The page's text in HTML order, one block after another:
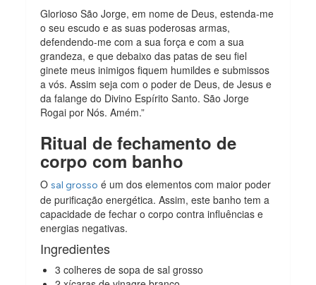
Glorioso São Jorge, em nome de Deus, estenda-me
o seu escudo e as suas poderosas armas,
defendendo-me com a sua força e com a sua
grandeza, e que debaixo das patas de seu fiel
ginete meus inimigos fiquem humildes e submissos
a vós. Assim seja com o poder de Deus, de Jesus e
da falange do Divino Espírito Santo. São Jorge
Rogai por Nós. Amém.”
Ritual de fechamento de
corpo com banho
Osal grosso é um dos elementos com maior poder
de purificação energética. Assim, este banho tem a
capacidade de fechar o corpo contra influências e
energias negativas.
Ingredientes
3 colheres de sopa de sal grosso